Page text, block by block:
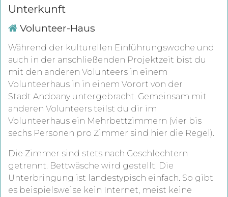
Unterkunft
Volunteer-Haus
Während der kulturellen Einführungswoche und
auch in der anschließenden Projektzeit bist du
mit den anderen Volunteers in einem
Volunteerhaus in in einem Vorort von der
Stadt Andoany untergebracht. Gemeinsam mit
anderen Volunteers teilst du dir im
Volunteerhaus ein Mehrbettzimmern (vier bis
sechs Personen pro Zimmer sind hier die Regel).
Die Zimmer sind stets nach Geschlechtern
getrennt. Bettwäsche wird gestellt. Die
Unterbringung ist landestypisch einfach. So gibt
es beispielsweise kein Internet, meist keine